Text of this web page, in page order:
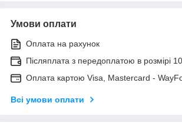
Умови оплати
Оплата на рахунок
Післяплата з передоплатою в розмірі
Оплата картою Visa, Mastercard -
Всі умови оплати